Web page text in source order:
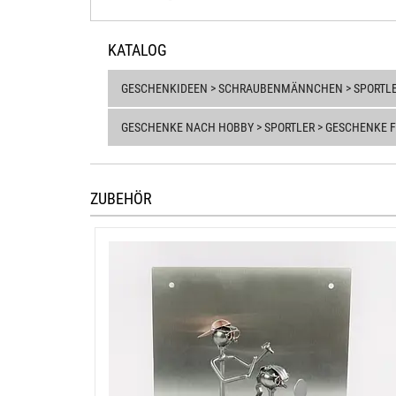
KATALOG
GESCHENKIDEEN > SCHRAUBENMÄNNCHEN >
GESCHENKE NACH HOBBY > SPORTLER > GESCHENKE
ZUBEHÖR